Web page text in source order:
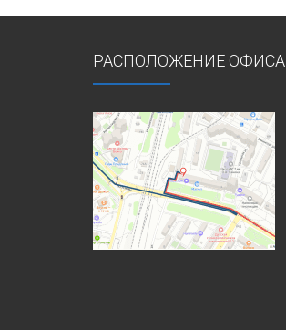
РАСПОЛОЖЕНИЕ ОФИСА